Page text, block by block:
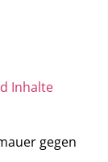
Inhalte
gegen